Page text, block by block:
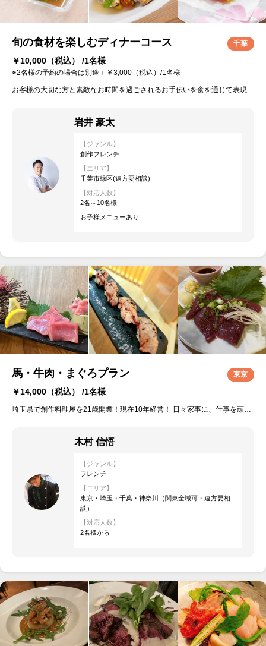
旬の食材を楽しむディナーコース
￥10,000 （税込） /1名様
※2名様の予約の場合は別途＋￥3,000（税込）/1名様
千葉
お客様の大切な方と素敵なお時間を過ごされるお手伝いを食を通じて表現させて頂きます。
岩井 豪太
【ジャンル】
創作フレンチ
【エリア】
千葉市緑区(遠方要相談)
【対応人数】
2名～10名様
お子様メニューあり
馬・牛肉・まぐろプラン
￥14,000 （税込） /1名様
東京
木村 信悟
【ジャンル】
フレンチ
【エリア】
東京・埼玉・千葉・神奈川（関東全域可・遠方要相
談）
【対応人数】
2名様から